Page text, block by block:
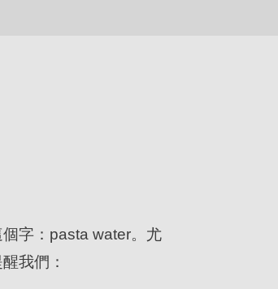
字：pasta water。尤
我們：